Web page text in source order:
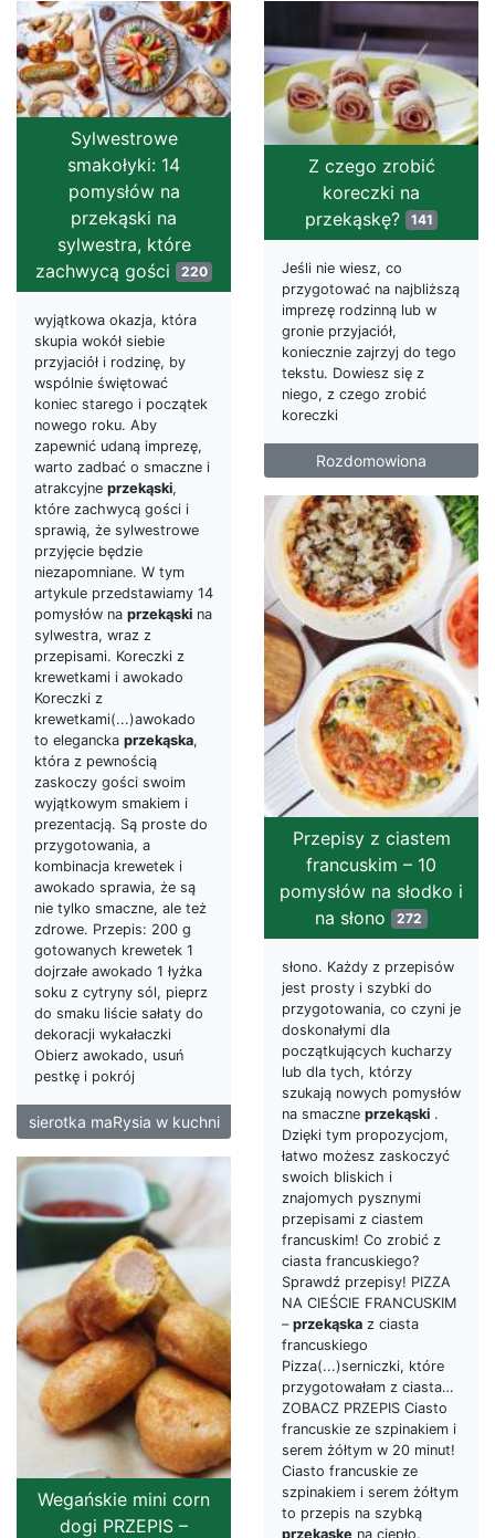
Sylwestrowe
smakołyki: 14
pomysłów na
przekąski na
sylwestra, które
zachwycą gości
220
wyjątkowa okazja, która
skupia wokół siebie
przyjaciół i rodzinę, by
wspólnie świętować
koniec starego i początek
nowego roku. Aby
zapewnić udaną imprezę,
warto zadbać o smaczne i
atrakcyjne przekąski,
które zachwycą gości i
sprawią, że sylwestrowe
przyjęcie będzie
niezapomniane. W tym
artykule przedstawiamy 14
pomysłów na przekąski na
sylwestra, wraz z
przepisami. Koreczki z
krewetkami i awokado
Koreczki z
krewetkami(...)awokado
to elegancka przekąska,
która z pewnością
zaskoczy gości swoim
wyjątkowym smakiem i
prezentacją. Są proste do
przygotowania, a
kombinacja krewetek i
awokado sprawia, że są
nie tylko smaczne, ale też
zdrowe. Przepis: 200 g
gotowanych krewetek 1
dojrzałe awokado 1 łyżka
soku z cytryny sól, pieprz
do smaku liście sałaty do
dekoracji wykałaczki
Obierz awokado, usuń
pestkę i pokrój
sierotka maRysia w kuchni
Z czego zrobić
koreczki na
przekąskę?
141
Jeśli nie wiesz, co
przygotować na najbliższą
imprezę rodzinną lub w
gronie przyjaciół,
koniecznie zajrzyj do tego
tekstu. Dowiesz się z
niego, z czego zrobić
koreczki
Rozdomowiona
Przepisy z ciastem
francuskim – 10
pomysłów na słodko i
na słono 272
słono. Każdy z przepisów
jest prosty i szybki do
przygotowania, co czyni je
doskonałymi dla
początkujących kucharzy
lub dla tych, którzy
szukają nowych pomysłów
na smaczne przekąski .
Dzięki tym propozycjom,
łatwo możesz zaskoczyć
swoich bliskich i
znajomych pysznymi
przepisami z ciastem
francuskim! Co zrobić z
ciasta francuskiego?
Sprawdź przepisy! PIZZA
NA CIEŚCIE FRANCUSKIM
– przekąska z ciasta
francuskiego
Pizza(...)serniczki, które
przygotowałam z ciasta…
ZOBACZ PRZEPIS Ciasto
francuskie ze szpinakiem i
serem żółtym w 20 minut!
Ciasto francuskie ze
szpinakiem i serem żółtym
to przepis na szybką
przekąskę na ciepło.
Wegańskie mini corn
dogi PRZEPIS –